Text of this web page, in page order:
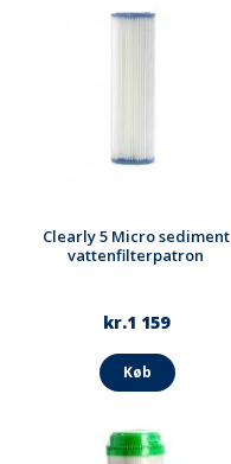
Clearly 5 Micro sediment
vattenfilterpatron
kr.1 159
Køb